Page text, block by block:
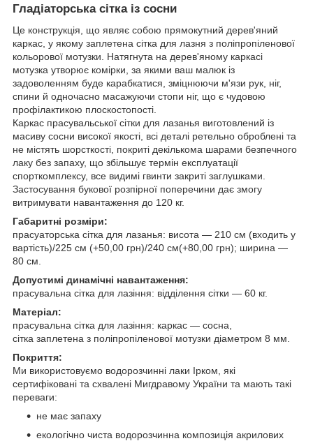
Гладіаторська сітка із сосни
Це конструкція, що являє собою прямокутний дерев'яний
каркас, у якому заплетена сітка для лазня з поліпропіленової
кольорової мотузки. Натягнута на дерев'яному каркасі
мотузка утворює комірки, за якими ваш малюк із
задоволенням буде карабкатися, зміцнюючи м'язи рук, ніг,
спини й одночасно масажуючи стопи ніг, що є чудовою
профілактикою плоскостопості.
Каркас прасувальської сітки для лазанья виготовлений із
масиву сосни високої якості, всі деталі ретельно оброблені та
не містять шорсткості, покриті декількома шарами безпечного
лаку без запаху, що збільшує термін експлуатації
спорткомплексу, все видимі гвинти закриті заглушками.
Застосування букової розпірної поперечини дає змогу
витримувати навантаження до 120 кг.
Габаритні розміри:
прасуаторська сітка для лазанья: висота — 210 см (входить у
вартість)/225 см (+50,00 грн)/240 см(+80,00 грн); ширина —
80 см.
Допустимі динамічні навантаження:
прасувальна сітка для лазіння: відділення сітки — 60 кг.
Матеріал:
прасувальна сітка для лазіння: каркас — сосна,
сітка заплетена з поліпропіленової мотузки діаметром 8 мм.
Покриття:
Ми використовуємо водорозчинні лаки Ірком, які
сертифіковані та схвалені Мигдравому України та мають такі
переваги:
не має запаху
екологічно чиста водорозчинна композиція акрилових